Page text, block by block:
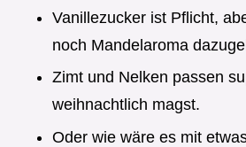
Vanillezucker ist Pflicht,
noch Mandelaroma
Zimt und Nelken passen
weihnachtlich magst.
Oder wie wäre es mit